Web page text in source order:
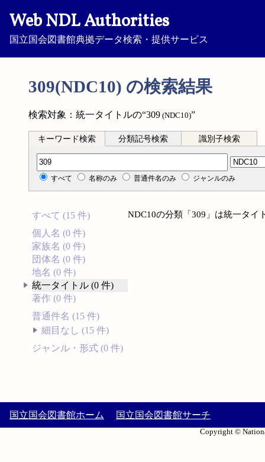
Web NDL Authorities
国立国会図書館典拠データ検索・提供サービス
309(NDC10) の検索結果
検索対象：統一タイトルの“309 (NDC10)”
キーワード検索 分類記号検索 識別子検索
分類記号検索
すべて 名称のみ 普通件名のみ ジャンルのみ
すべて (15 件)
個人名 (0 件)
家族名 (0 件)
団体名 (0 件)
地名 (0 件)
統一タイトル (0 件)
著作 (0 件)
普通件名 (15 件)
細目なし (15 件)
ジャンル・形式 (0 件)
NDC10の分類「309」は統一タイ
国立国会図書館ホーム 国立国会図書館サーチ
Copyright ©